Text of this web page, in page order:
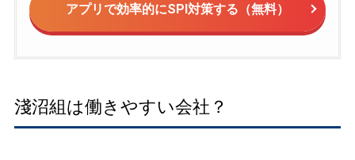
アプリで効率的にSPI対策する（無料）
淺沼組は働きやすい会社？